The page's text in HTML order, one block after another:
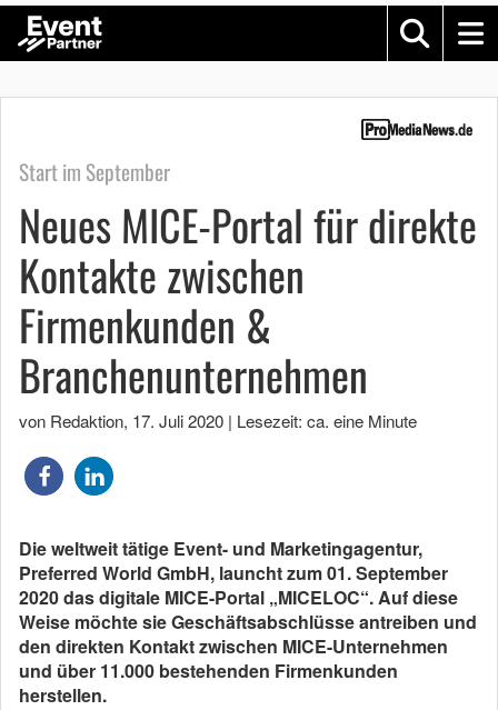
Start im September
Neues MICE-Portal für direkte
Kontakte zwischen
Firmenkunden &
Branchenunternehmen
von Redaktion, 17. Juli 2020 | Lesezeit: ca. eine Minute
Die weltweit tätige Event- und Marketingagentur,
Preferred World GmbH, launcht zum 01. September
2020 das digitale MICE-Portal „MICELOC“. Auf diese
Weise möchte sie Geschäftsabschlüsse antreiben und
den direkten Kontakt zwischen MICE-Unternehmen
und über 11.000 bestehenden Firmenkunden
herstellen.